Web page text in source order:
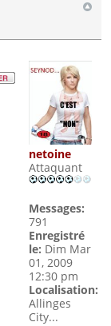
netoine
Attaquant
Messages:
791
Enregistré
le: Dim Mar
01, 2009
12:30 pm
Localisation:
Allinges
City...